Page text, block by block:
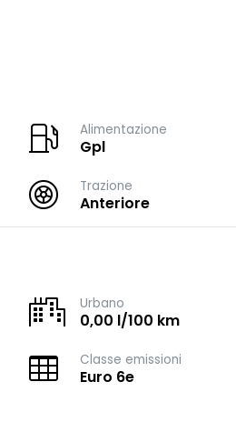
Alimentazione
Gpl
Trazione
Anteriore
Urbano
0,00 l/100 km
Classe emissioni
Euro 6e